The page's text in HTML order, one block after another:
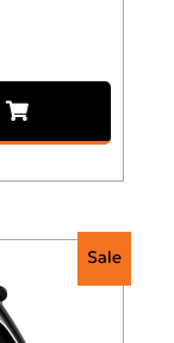
Sale